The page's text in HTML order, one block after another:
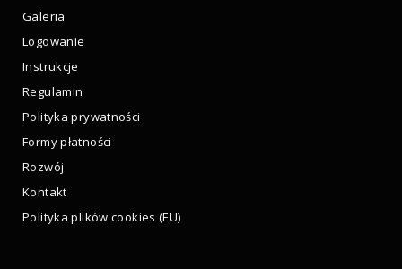
Galeria
Logowanie
Instrukcje
Regulamin
Polityka prywatności
Formy płatności
Rozwój
Kontakt
Polityka plików cookies (EU)